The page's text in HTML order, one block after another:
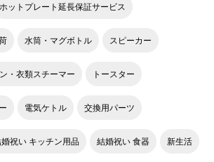
ホットプレート延長保証サービス
水筒・マグボトル スピーカー
・衣類スチーマー トースター
電気ケトル 交換用パーツ
祝い キッチン用品 結婚祝い 食器 新生活